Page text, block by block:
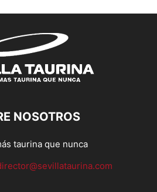
NOSOTROS
taurina que nunca